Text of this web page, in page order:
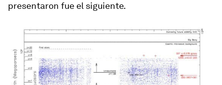
presentaron fue el siguiente.